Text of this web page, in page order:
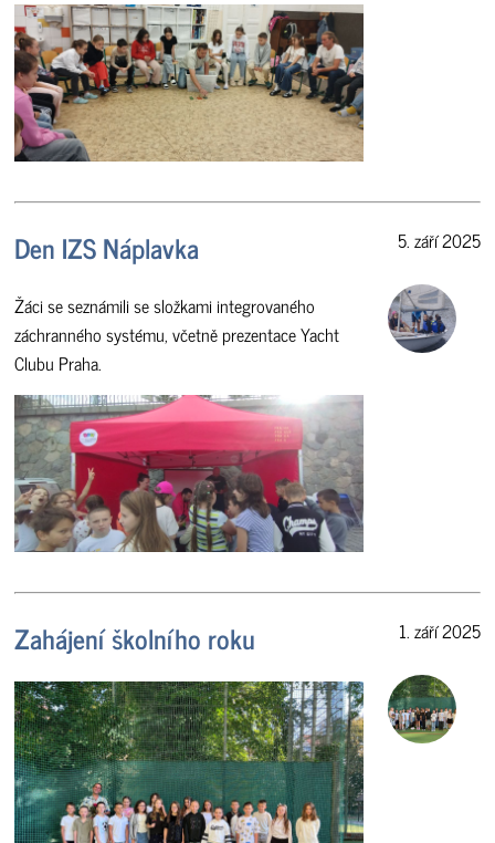
Den IZS Náplavka
Žáci se seznámili se složkami integrovaného
záchranného systému, včetně prezentace Yacht
Clubu Praha.
5. září 2025
Zahájení školního roku 1. září 2025